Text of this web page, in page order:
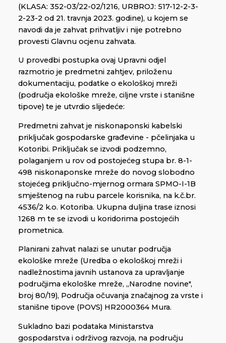
(KLASA: 352-03/22-02/1216, URBROJ: 517-12-2-3-
2-23-2 od 21. travnja 2023. godine), u kojem se
navodi da je zahvat prihvatljiv i nije potrebno
provesti Glavnu ocjenu zahvata.
U provedbi postupka ovaj Upravni odjel
razmotrio je predmetni zahtjev, priloženu
dokumentaciju, podatke o ekološkoj mreži
(područja ekološke mreže, ciljne vrste i stanišne
tipove) te je utvrdio slijedeće:
Predmetni zahvat je niskonaponski kabelski
priključak gospodarske građevine - pčelinjaka u
Kotoribi. Priključak se izvodi podzemno,
polaganjem u rov od postojećeg stupa br. 8-1-
498 niskonaponske mreže do novog slobodno
stojećeg priključno-mjernog ormara SPMO-I-1B
smještenog na rubu parcele korisnika, na k.č.br.
4536/2 k.o. Kotoriba. Ukupna duljina trase iznosi
1268 m te se izvodi u koridorima postojećih
prometnica.
Planirani zahvat nalazi se unutar područja
ekološke mreže (Uredba o ekološkoj mreži i
nadležnostima javnih ustanova za upravljanje
područjima ekološke mreže, ,,Narodne novine",
broj 80/19), Područja očuvanja značajnog za vrste i
stanišne tipove (POVS) HR2000364 Mura.
Sukladno bazi podataka Ministarstva
gospodarstva i održivog razvoja, na području